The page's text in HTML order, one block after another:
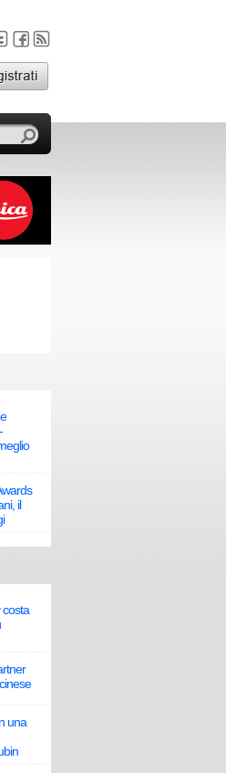
il
una